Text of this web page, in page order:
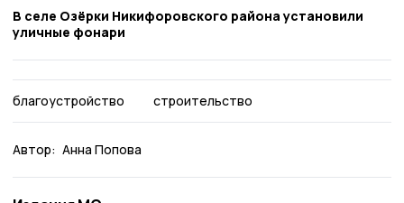
В селе Озёрки Никифоровского района установили
уличные фонари
благоустройство строительство
Автор: Анна Попова